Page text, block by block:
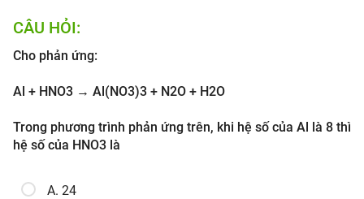
CÂU HỎI:
Cho phản ứng:
Al + HNO3 → Al(NO3)3 + N2O + H2O
Trong phương trình phản ứng trên, khi hệ số của Al là 8 thì
hệ số của HNO3 là
A. 24